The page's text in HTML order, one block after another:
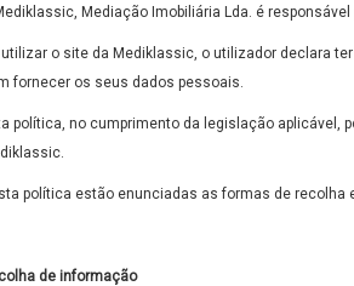
Mediação Imobiliária Lda. é
o site da Mediklassic, o utilizador declara
fornecer os seus dados pessoais.
política, no cumprimento da legislação aplicável,
política estão enunciadas as formas de
de informação